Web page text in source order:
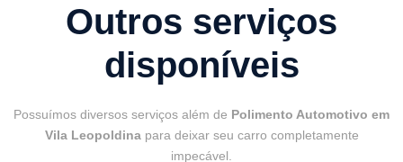
Outros serviços
disponíveis
Possuímos diversos serviços além de Polimento Automotivo em
Vila Leopoldinapara deixar seu carro completamente
impecável.